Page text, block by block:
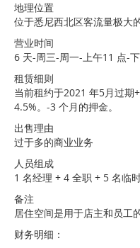
地理位置
位于悉尼西北区客流量极大
营业时间
6 天-周三-周一-上午11 点-
租赁细则
当前租约于2021 年5月过期
4.5%。-3 个月的押金。
出售理由
过于多的商业业务
人员组成
1 名经理 + 4 全职 + 5 名临时
备注
居住空间是用于店主和员工
财务明细：